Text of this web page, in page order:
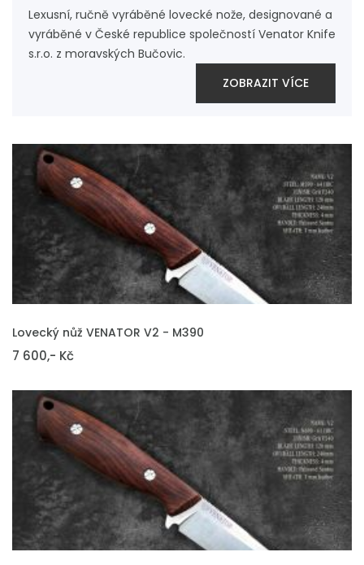
Lexusní, ručně vyráběné lovecké nože, designované a
vyráběné v České republice společností Venator Knife
s.r.o. z moravských Bučovic.
ZOBRAZIT VÍCE
VLOŽIT DO KOŠÍKU
Lovecký nůž VENATOR V2 - M390
7 600,- Kč